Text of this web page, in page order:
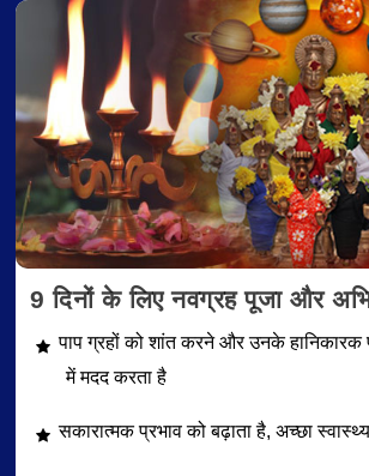
9 दिनों के लिए नवग्रह पूजा और
पाप ग्रहों को शांत करने और उनके हानिकारक
में मदद करता है
सकारात्मक प्रभाव को बढ़ाता है, अच्छा